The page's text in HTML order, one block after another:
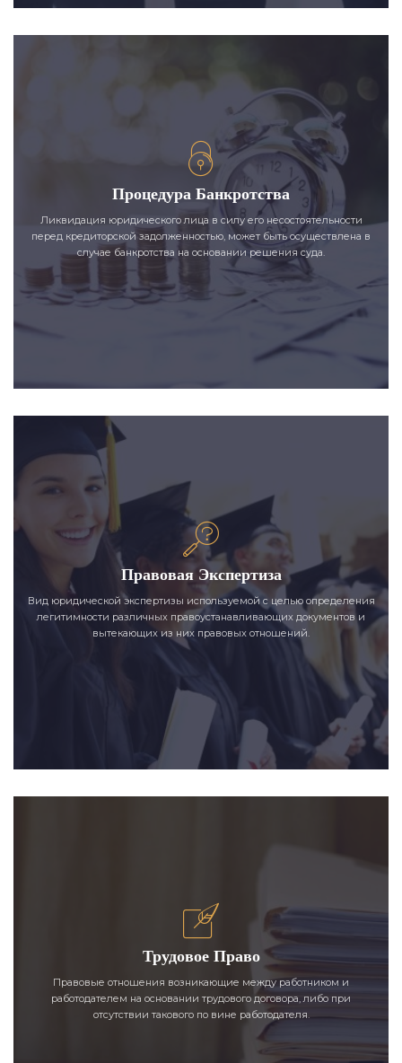
Процедура Банкротства
Ликвидация юридического лица в силу его несостоятельности
перед кредиторской задолженностью, может быть осуществлена в
случае банкротства на основании решения суда.
Правовая Экспертиза
Вид юридической экспертизы используемой с целью определения
легитимности различных правоустанавливающих документов и
вытекающих из них правовых отношений.
Трудовое Право
Правовые отношения возникающие между работником и
работодателем на основании трудового договора, либо при
отсутствии такового по вине работодателя.